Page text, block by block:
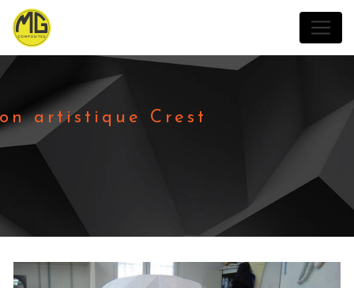
artistique Crest
Panneau de gestion des cookies